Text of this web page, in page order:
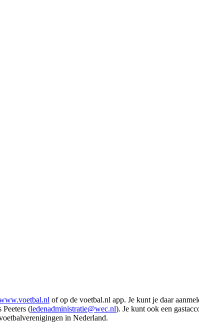
of op de voetbal.nl app. Je kunt je daar
(ledenadministratie@wec.nl). Je kunt ook een
in Nederland.